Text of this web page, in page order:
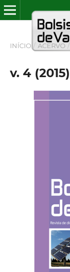
INÍCIO / ACERVO /
v. 4 (2015)